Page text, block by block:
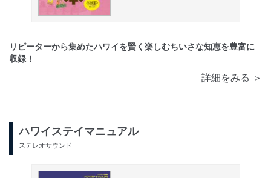
リピーターから集めたハワイを賢く楽しむちいさな知恵を豊富に
収録！
詳細をみる ＞
ハワイステイマニュアル
ステレオサウンド